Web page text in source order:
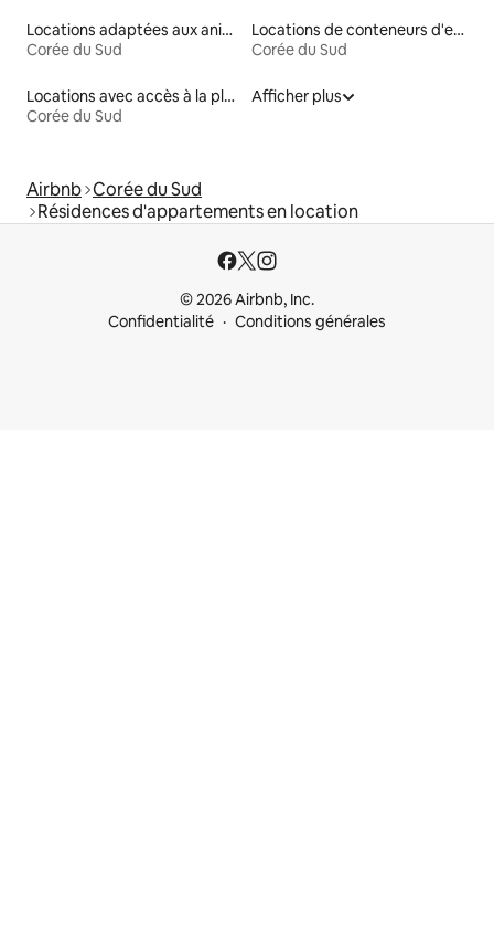
Locations adaptées aux animaux
Corée du Sud
Locations de conteneurs d'expédition
Corée du Sud
Locations avec accès à la plage
Corée du Sud
Afficher plus
Airbnb Corée du Sud
Résidences d'appartements en location
© 2026 Airbnb, Inc.
Confidentialité
Conditions générales